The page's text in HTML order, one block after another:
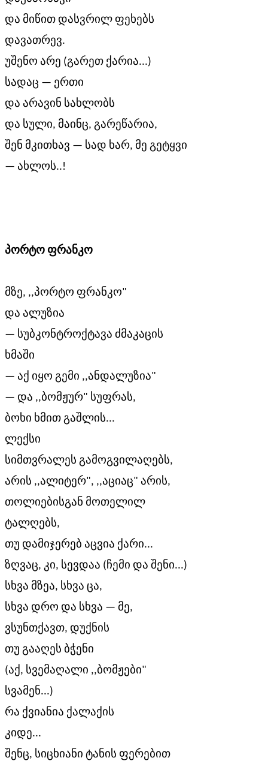
და მიწით დასვრილ ფეხებს
დავათრევ.
უშენო არე (გარეთ ქარია...)
სადაც — ერთი
და არავინ სახლობს
და სული, მაინც, გარეწარია,
შენ მკითხავ — სად ხარ, მე გეტყვი
— ახლოს..!
პორტო ფრანკო
მზე, ,,პორტო ფრანკო"
და ალუზია
— სუბკონტროქტავა ძმაკაცის
ხმაში
— აქ იყო გემი ,,ანდალუზია"
— და ,,ბომჟურ" სუფრას,
ბოხი ხმით გაშლის...
ლექსი
სიმთვრალეს გამოგვილაღებს,
არის ,,ალიტერ", ,,აციაც" არის,
თოლიებისგან მოთელილ
ტალღებს,
თუ დამიჯერებ აცვია ქარი...
ზღვაც, კი, სევდაა (ჩემი და შენი...)
სხვა მზეა, სხვა ცა,
სხვა დრო და სხვა — მე,
ვსუნთქავთ, დუქნის
თუ გააღეს ბჭენი
(აქ, სვემაღალი ,,ბომჟები"
სვამენ...)
რა ქვიანია ქალაქის
კიდე...
შენც, სიცხიანი ტანის ფერებით